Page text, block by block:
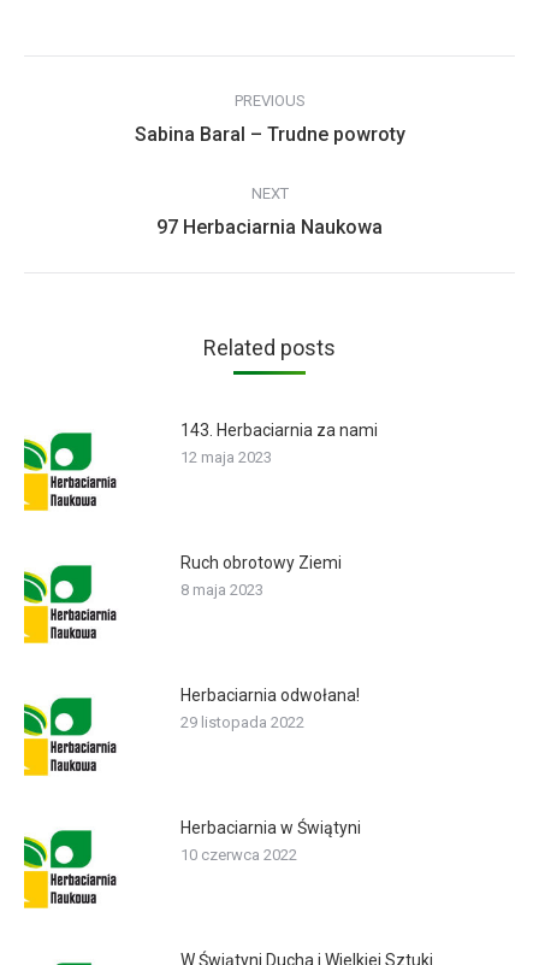
navigation
PREVIOUS
Previous
Sabina Baral – Trudne powroty
NEXT
Next
97 Herbaciarnia Naukowa
Related posts
143. Herbaciarnia za nami
12 maja 2023
Ruch obrotowy Ziemi
8 maja 2023
Herbaciarnia odwołana!
29 listopada 2022
Herbaciarnia w Świątyni
10 czerwca 2022
W Świątyni Ducha i Wielkiej Sztuki